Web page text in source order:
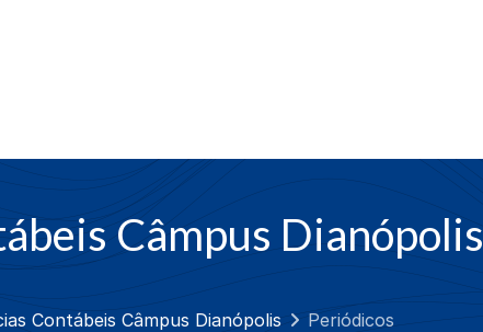
Câmpus Dianópolis
Contábeis Câmpus Dianópolis Periódicos